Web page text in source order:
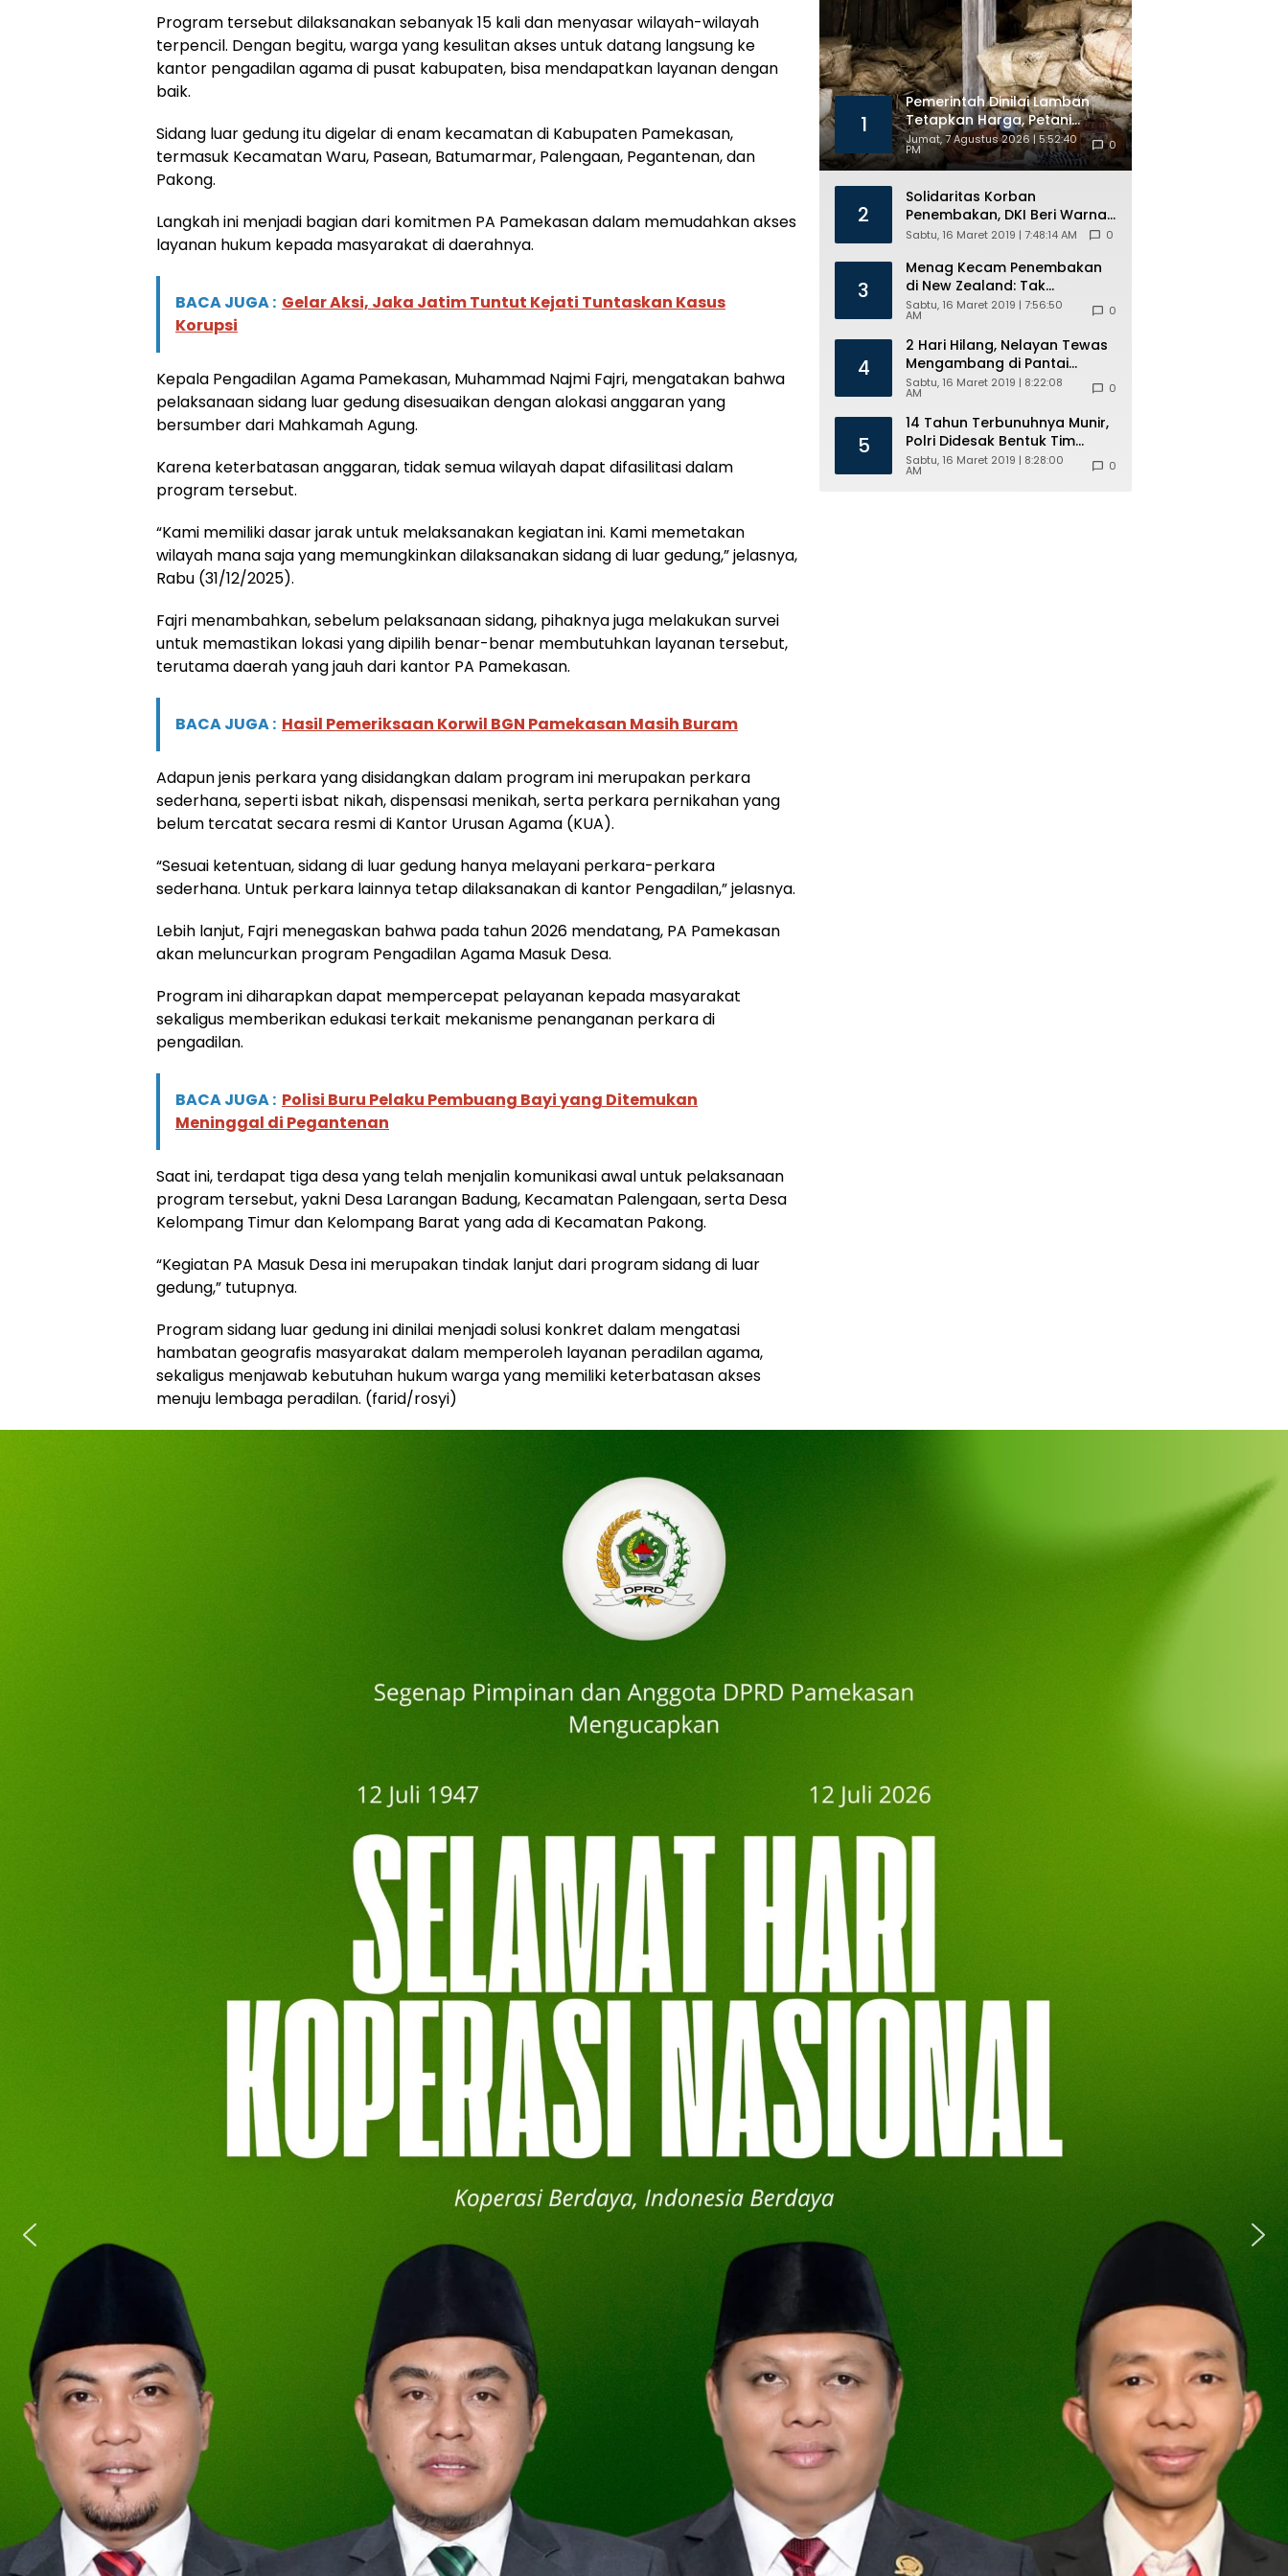
Program tersebut dilaksanakan sebanyak 15 kali dan menyasar wilayah-wilayah
terpencil. Dengan begitu, warga yang kesulitan akses untuk datang langsung ke
kantor pengadilan agama di pusat kabupaten, bisa mendapatkan layanan dengan
baik.
Sidang luar gedung itu digelar di enam kecamatan di Kabupaten Pamekasan,
termasuk Kecamatan Waru, Pasean, Batumarmar, Palengaan, Pegantenan, dan
Pakong.
Langkah ini menjadi bagian dari komitmen PA Pamekasan dalam memudahkan akses
layanan hukum kepada masyarakat di daerahnya.
BACA JUGA : Gelar Aksi, Jaka Jatim Tuntut Kejati Tuntaskan Kasus
Korupsi
Kepala Pengadilan Agama Pamekasan, Muhammad Najmi Fajri, mengatakan bahwa
pelaksanaan sidang luar gedung disesuaikan dengan alokasi anggaran yang
bersumber dari Mahkamah Agung.
Karena keterbatasan anggaran, tidak semua wilayah dapat difasilitasi dalam
program tersebut.
“Kami memiliki dasar jarak untuk melaksanakan kegiatan ini. Kami memetakan
wilayah mana saja yang memungkinkan dilaksanakan sidang di luar gedung,” jelasnya,
Rabu (31/12/2025).
Fajri menambahkan, sebelum pelaksanaan sidang, pihaknya juga melakukan survei
untuk memastikan lokasi yang dipilih benar-benar membutuhkan layanan tersebut,
terutama daerah yang jauh dari kantor PA Pamekasan.
BACA JUGA : Hasil Pemeriksaan Korwil BGN Pamekasan Masih Buram
Adapun jenis perkara yang disidangkan dalam program ini merupakan perkara
sederhana, seperti isbat nikah, dispensasi menikah, serta perkara pernikahan yang
belum tercatat secara resmi di Kantor Urusan Agama (KUA).
“Sesuai ketentuan, sidang di luar gedung hanya melayani perkara-perkara
sederhana. Untuk perkara lainnya tetap dilaksanakan di kantor Pengadilan,” jelasnya.
Lebih lanjut, Fajri menegaskan bahwa pada tahun 2026 mendatang, PA Pamekasan
akan meluncurkan program Pengadilan Agama Masuk Desa.
Program ini diharapkan dapat mempercepat pelayanan kepada masyarakat
sekaligus memberikan edukasi terkait mekanisme penanganan perkara di
pengadilan.
BACA JUGA : Polisi Buru Pelaku Pembuang Bayi yang Ditemukan
Meninggal di Pegantenan
Saat ini, terdapat tiga desa yang telah menjalin komunikasi awal untuk pelaksanaan
program tersebut, yakni Desa Larangan Badung, Kecamatan Palengaan, serta Desa
Kelompang Timur dan Kelompang Barat yang ada di Kecamatan Pakong.
“Kegiatan PA Masuk Desa ini merupakan tindak lanjut dari program sidang di luar
gedung,” tutupnya.
Program sidang luar gedung ini dinilai menjadi solusi konkret dalam mengatasi
hambatan geografis masyarakat dalam memperoleh layanan peradilan agama,
sekaligus menjawab kebutuhan hukum warga yang memiliki keterbatasan akses
menuju lembaga peradilan. (farid/rosyi)
Kuota
Beasiswa
1
Pemerintah Dinilai Lamban
Tetapkan Harga, Petani
Tembakau Khawatir Rugi
Jumat, 7 Agustus 2026 | 5:52:40
PM 0
2
Solidaritas Korban
Penembakan, DKI Beri Warna
Bendera New Zealand di JPO
Sabtu, 16 Maret 2019 | 7:48:14 AM 0
3
Menag Kecam Penembakan
di New Zealand: Tak
Berperikemanusiaan!
Sabtu, 16 Maret 2019 | 7:56:50
AM 0
4
2 Hari Hilang, Nelayan Tewas
Mengambang di Pantai
Cipalawah Garut
Sabtu, 16 Maret 2019 | 8:22:08
AM 0
5
14 Tahun Terbunuhnya Munir,
Polri Didesak Bentuk Tim
Khusus
Sabtu, 16 Maret 2019 | 8:28:00
AM 0